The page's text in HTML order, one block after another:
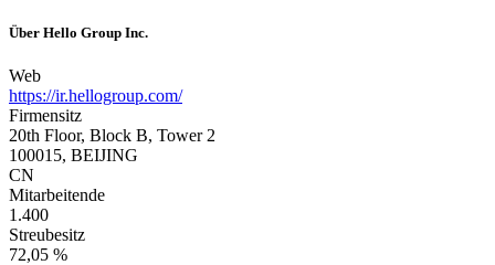
Über Hello Group Inc.
Web
https://ir.hellogroup.com/
Firmensitz
20th Floor, Block B, Tower 2
100015, BEIJING
CN
Mitarbeitende
1.400
Streubesitz
72,05 %